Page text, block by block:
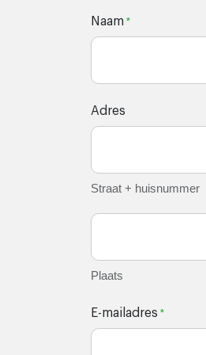
Naam *
Adres
Straat + huisnummer
Plaats
E-mailadres *